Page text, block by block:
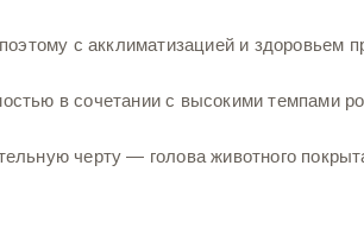
с акклиматизацией и здоровьем
в сочетании с высокими темпами
черту — голова животного